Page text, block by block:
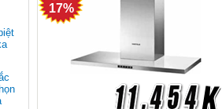
17%